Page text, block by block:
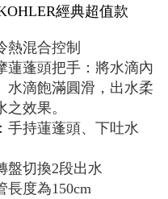
經典超值款
熱混合控制
蓮蓬頭把手：將水滴內
水滴飽滿圓滑，出水柔
之效果。
手持蓮蓬頭、下吐水
盤切換2段出水
長度為150cm